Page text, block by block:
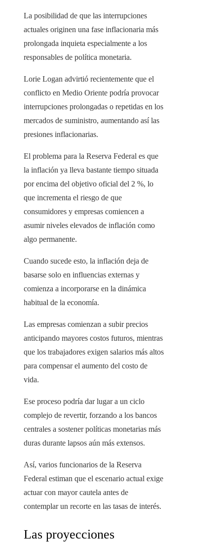
La posibilidad de que las interrupciones
actuales originen una fase inflacionaria más
prolongada inquieta especialmente a los
responsables de política monetaria.
Lorie Logan advirtió recientemente que el
conflicto en Medio Oriente podría provocar
interrupciones prolongadas o repetidas en los
mercados de suministro, aumentando así las
presiones inflacionarias.
El problema para la Reserva Federal es que
la inflación ya lleva bastante tiempo situada
por encima del objetivo oficial del 2 %, lo
que incrementa el riesgo de que
consumidores y empresas comiencen a
asumir niveles elevados de inflación como
algo permanente.
Cuando sucede esto, la inflación deja de
basarse solo en influencias externas y
comienza a incorporarse en la dinámica
habitual de la economía.
Las empresas comienzan a subir precios
anticipando mayores costos futuros, mientras
que los trabajadores exigen salarios más altos
para compensar el aumento del costo de
vida.
Ese proceso podría dar lugar a un ciclo
complejo de revertir, forzando a los bancos
centrales a sostener políticas monetarias más
duras durante lapsos aún más extensos.
Así, varios funcionarios de la Reserva
Federal estiman que el escenario actual exige
actuar con mayor cautela antes de
contemplar un recorte en las tasas de interés.
Las proyecciones